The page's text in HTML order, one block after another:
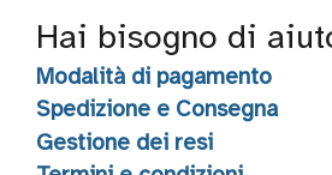
Hai bisogno di
Modalità di pagamento
Spedizione e Consegna
Gestione dei resi